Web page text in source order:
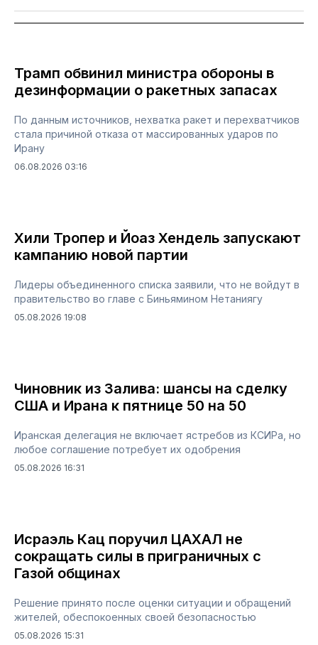
Трамп обвинил министра обороны в
дезинформации о ракетных запасах
По данным источников, нехватка ракет и перехватчиков
стала причиной отказа от массированных ударов по
Ирану
06.08.2026 03:16
Хили Тропер и Йоаз Хендель запускают
кампанию новой партии
Лидеры объединенного списка заявили, что не войдут в
правительство во главе с Биньямином Нетаниягу
05.08.2026 19:08
Чиновник из Залива: шансы на сделку
США и Ирана к пятнице 50 на 50
Иранская делегация не включает ястребов из КСИРа, но
любое соглашение потребует их одобрения
05.08.2026 16:31
Исраэль Кац поручил ЦАХАЛ не
сокращать силы в приграничных с
Газой общинах
Решение принято после оценки ситуации и обращений
жителей, обеспокоенных своей безопасностью
05.08.2026 15:31